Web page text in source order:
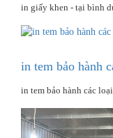
in giấy khen - tại bình
in tem bảo hành
in tem bảo hành các